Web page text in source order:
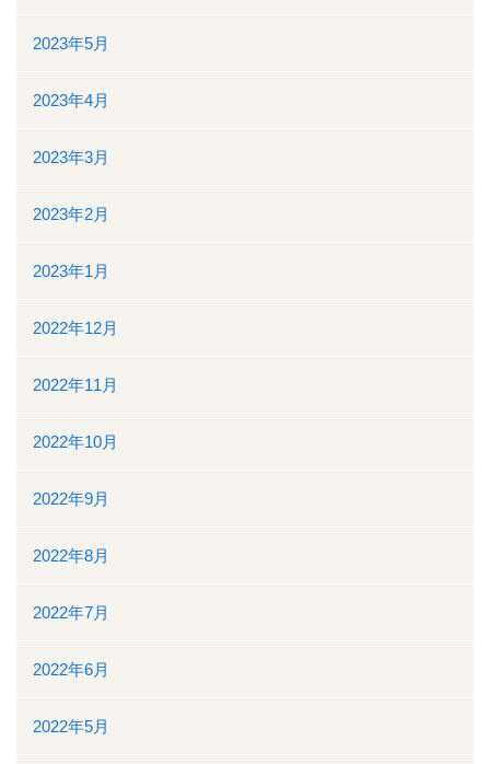
2023年5月
2023年4月
2023年3月
2023年2月
2023年1月
2022年12月
2022年11月
2022年10月
2022年9月
2022年8月
2022年7月
2022年6月
2022年5月